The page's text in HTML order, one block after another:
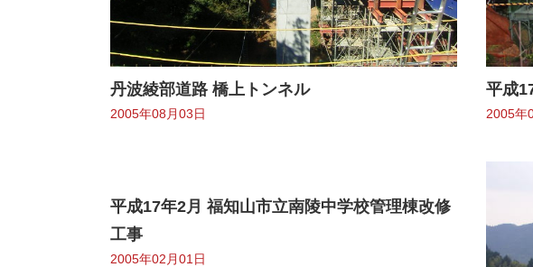
丹波綾部道路 橋上トンネル
2005年08月03日
平成
2005年
平成17年2月 福知山市立南陵中学校管理棟改修
工事
2005年02月01日